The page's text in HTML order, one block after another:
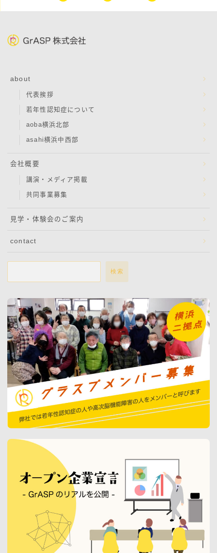
about
代表挨拶
若年性認知症について
aoba横浜北部
asahi横浜中西部
会社概要
講演・メディア掲載
共同事業募集
見学・体験会のご案内
contact
検索